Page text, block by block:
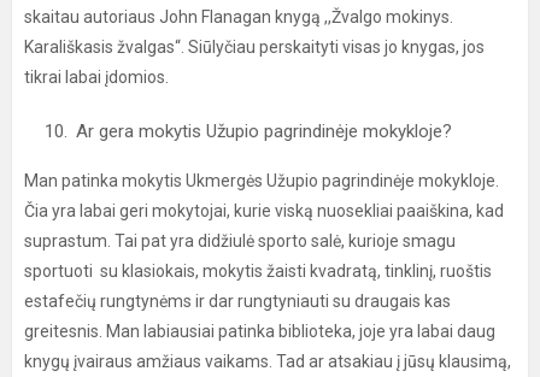
skaitau autoriaus John Flanagan knygą ,,Žvalgo mokinys.
Karališkasis žvalgas“. Siūlyčiau perskaityti visas jo knygas, jos
tikrai labai įdomios.
Ar gera mokytis Užupio pagrindinėje mokykloje?
Man patinka mokytis Ukmergės Užupio pagrindinėje mokykloje.
Čia yra labai geri mokytojai, kurie viską nuosekliai paaiškina, kad
suprastum. Tai pat yra didžiulė sporto salė, kurioje smagu
sportuoti su klasiokais, mokytis žaisti kvadratą, tinklinį, ruoštis
estafečių rungtynėms ir dar rungtyniauti su draugais kas
greitesnis. Man labiausiai patinka biblioteka, joje yra labai daug
knygų įvairaus amžiaus vaikams. Tad ar atsakiau į jūsų klausimą,